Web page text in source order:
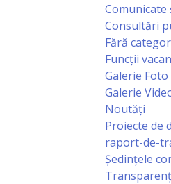
Consultări
Fără
Funcții
Galerie Foto
Galerie
Noutăți
Proiecte de
raport-de-
Ședințele